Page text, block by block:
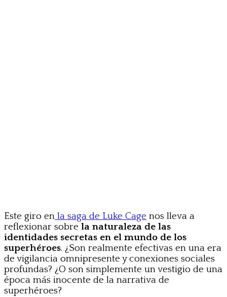
Este giro en la saga de Luke Cage nos lleva a
reflexionar sobre la naturaleza de las
identidades secretas en el mundo de los
superhéroes. ¿Son realmente efectivas en una era
de vigilancia omnipresente y conexiones sociales
profundas? ¿O son simplemente un vestigio de una
época más inocente de la narrativa de
superhéroes?